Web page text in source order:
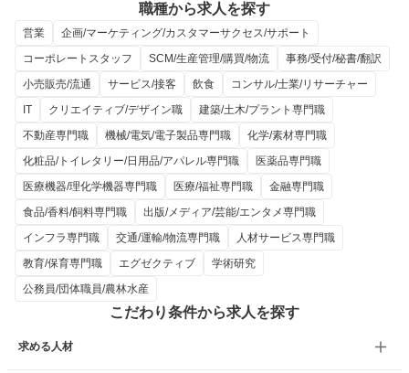
職種から求人を探す
営業
企画/マーケティング/カスタマーサクセス/サポート
コーポレートスタッフ
SCM/生産管理/購買/物流
事務/受付/秘書/翻訳
小売販売/流通
サービス/接客 飲食
コンサル/士業/リサーチャー
IT
クリエイティブ/デザイン職
建築/土木/プラント専門職
不動産専門職
機械/電気/電子製品専門職
化学/素材専門職
化粧品/トイレタリー/日用品/アパレル専門職
医薬品専門職
医療機器/理化学機器専門職
医療/福祉専門職
金融専門職
食品/香料/飼料専門職
出版/メディア/芸能/エンタメ専門職
インフラ専門職
交通/運輸/物流専門職
人材サービス専門職
教育/保育専門職
エグゼクティブ
学術研究
公務員/団体職員/農林水産
こだわり条件から求人を探す
求める人材